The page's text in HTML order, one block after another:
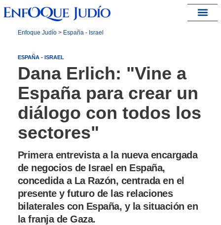
Enfoque Judío> España - Israel
ESPAÑA - ISRAEL
Dana Erlich: "Vine a
España para crear un
diálogo con todos los
sectores"
Primera entrevista a la nueva encargada
de negocios de Israel en España,
concedida a La Razón, centrada en el
presente y futuro de las relaciones
bilaterales con España, y la situación en
la franja de Gaza.